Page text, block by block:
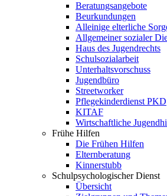
Beratungsangebote
Beurkundungen
Alleinige elterliche
Allgemeiner sozialer
Haus des Jugendrechts
Schulsozialarbeit
Unterhaltsvorschuss
Jugendbüro
Streetworker
Pflegekinderdienst PKD
KITAF
Wirtschaftliche
Frühe Hilfen
Die Frühen Hilfen
Elternberatung
Kinnerstubb
Schulpsychologischer Dienst
Übersicht